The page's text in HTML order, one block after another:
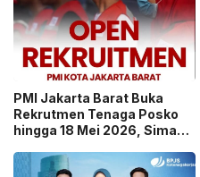
PMI Jakarta Barat Buka
Rekrutmen Tenaga Posko
hingga 18 Mei 2026, Simak